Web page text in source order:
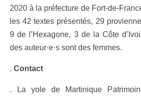
2020 à la préfecture de Fort-de-
les 42 textes présentés, 29
9 de l’Hexagone, 3 de la Côte
des auteur·e·s sont des femmes.
. Contact
. La yole de Martinique